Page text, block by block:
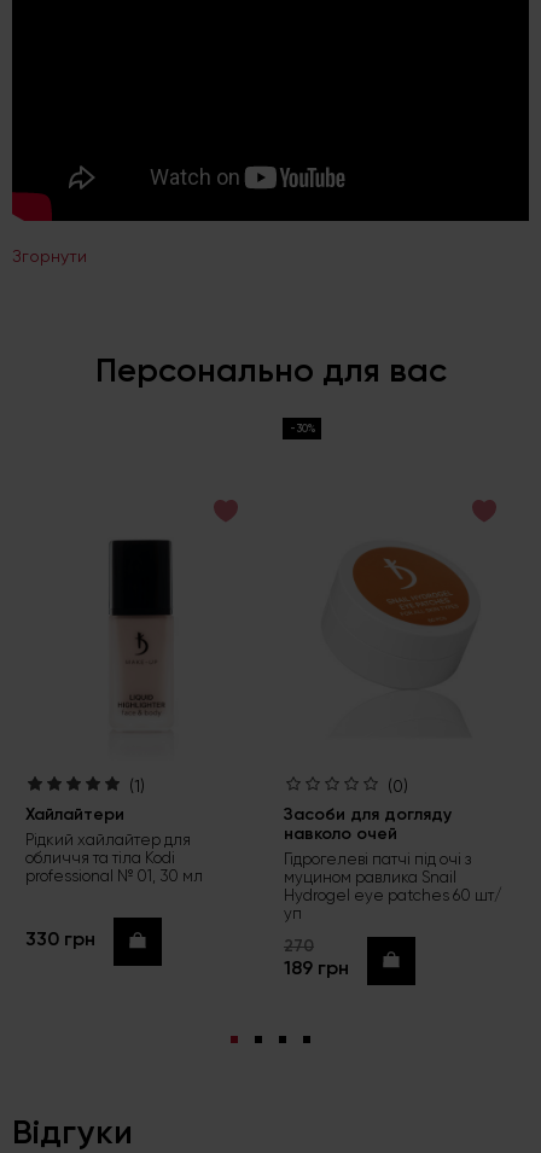
Згорнути
Персонально для вас
(1)
Хайлайтери
Рідкий хайлайтер для
обличчя та тіла Kodi
professional № 01, 30 мл
330 грн Купити
-30%
(0)
Засоби для догляду
навколо очей
Гідрогелеві патчі під очі з
муцином равлика Snail
Hydrogel eye patches 60 шт/
уп
270
189 грн Купити
Відгуки